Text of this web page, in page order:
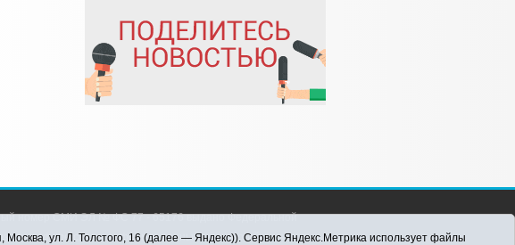
номер СМИ ЭЛ № ФС 77 - 65176 выдано Федеральной
в сфере связи, информационных технологий и массовых
ул. Л. Толстого, 16 (далее — Яндекс)). Сервис Яндекс.Метрика использует файлы